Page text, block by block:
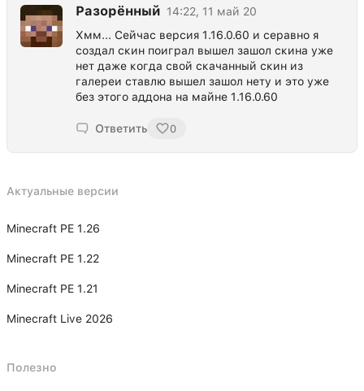
Разорённый 14:22, 11 май 20
Хмм... Сейчас версия 1.16.0.60 и серавно я
создал скин поиграл вышел зашол скина уже
нет даже когда свой скачанный скин из
галереи ставлю вышел зашол нету и это уже
без этого аддона на майне 1.16.0.60
Ответить 0
Актуальные версии
Minecraft PE 1.26
Minecraft PE 1.22
Minecraft PE 1.21
Minecraft Live 2026
Полезно